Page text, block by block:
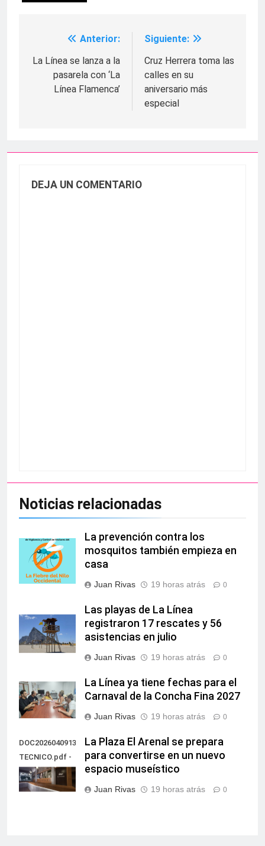
Navegación
de
entradas
Anterior:
La Línea se lanza a la
pasarela con ‘La
Línea Flamenca’
Siguiente:
Cruz Herrera toma las
calles en su
aniversario más
especial
DEJA UN COMENTARIO
Noticias relacionadas
La prevención contra los
mosquitos también empieza en
casa
Juan Rivas 19 horas atrás 0
Las playas de La Línea
registraron 17 rescates y 56
asistencias en julio
Juan Rivas 19 horas atrás 0
La Línea ya tiene fechas para el
Carnaval de la Concha Fina 2027
Juan Rivas 19 horas atrás 0
DOC20260409135851PROYECTO
TECNICO.pdf -
60
La Plaza El Arenal se prepara
para convertirse en un nuevo
espacio museístico
Juan Rivas 19 horas atrás 0